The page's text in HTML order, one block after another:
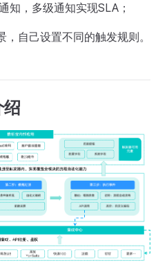
知，多级通知实现SLA；
自己设置不同的触发规则。
绍